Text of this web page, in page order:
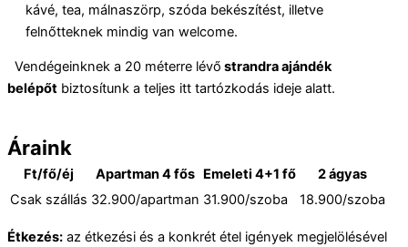
kávé, tea, málnaszörp, szóda bekészítést, illetve
felnőtteknek mindig van welcome.
Vendégeinknek a 20 méterre lévő strandra ajándék
belépőt biztosítunk a teljes itt tartózkodás ideje alatt.
Áraink
Ft/fő/éj Apartman 4 fős Emeleti 4+1 fő
2 ágyas
Csak szállás 32.900/apartman 31.900/szoba 18.900/szoba
Étkezés: az étkezési és a konkrét étel igények megjelölésével